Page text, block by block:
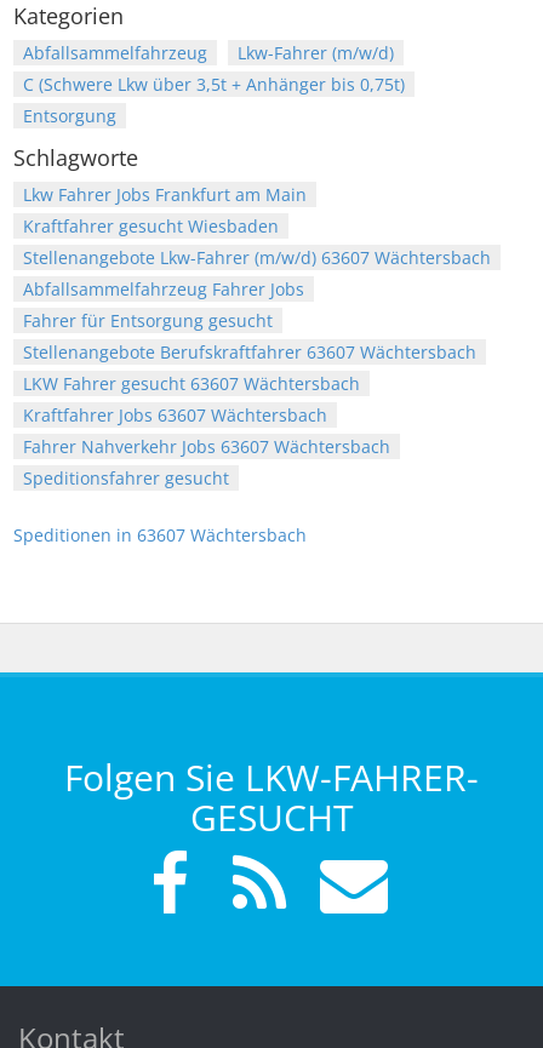
Kategorien
Abfallsammelfahrzeug
Lkw-Fahrer (m/w/d)
C (Schwere Lkw über 3,5t + Anhänger bis 0,75t)
Entsorgung
Schlagworte
Lkw Fahrer Jobs Frankfurt am Main
Kraftfahrer gesucht Wiesbaden
Stellenangebote Lkw-Fahrer (m/w/d) 63607 Wächtersbach
Abfallsammelfahrzeug Fahrer Jobs
Fahrer für Entsorgung gesucht
Stellenangebote Berufskraftfahrer 63607 Wächtersbach
LKW Fahrer gesucht 63607 Wächtersbach
Kraftfahrer Jobs 63607 Wächtersbach
Fahrer Nahverkehr Jobs 63607 Wächtersbach
Speditionsfahrer gesucht
Speditionen in 63607 Wächtersbach
Folgen Sie LKW-FAHRER-
GESUCHT
Kontakt